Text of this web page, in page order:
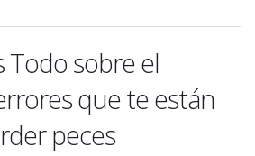
Todo sobre el
que te están
peces